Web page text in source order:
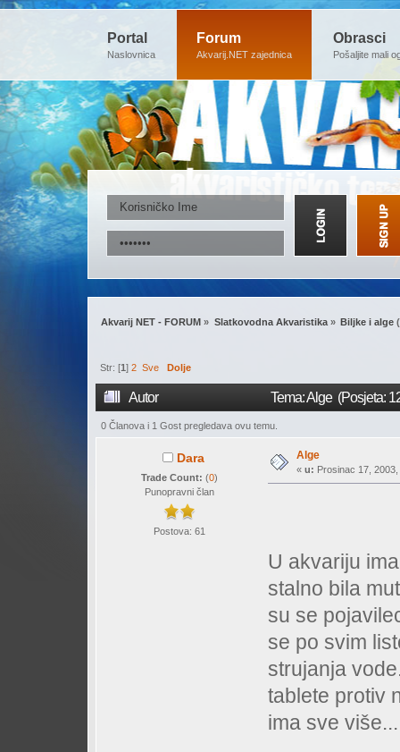
Portal
Naslovnica
Forum
Akvarij.NET zajednica
Obrasci
Pošaljite mali
Akvarij NET - FORUM » Slatkovodna Akvaristika» Biljke i alge
Str: [1]2 Sve Dolje
Autor Tema: Alge (Posjeta:
0 Članova i 1 Gost pregledava ovu temu.
Dara
Trade Count: (0)
Punopravni član
Postova: 61
Alge
« u: Prosinac 17,
U akvariju
stalno bila
su se
se po svim
strujanja
tablete protiv
ima sve